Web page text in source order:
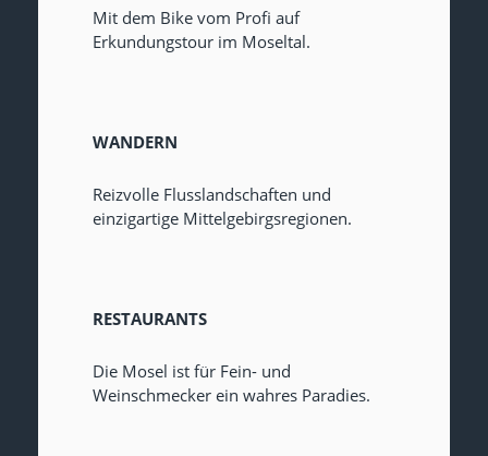
Mit dem Bike vom Profi auf
Erkundungstour im Moseltal.
WANDERN
Reizvolle Flusslandschaften und
einzigartige Mittelgebirgsregionen.
RESTAURANTS
Die Mosel ist für Fein- und
Weinschmecker ein wahres Paradies.